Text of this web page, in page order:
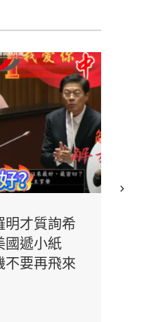
明才質詢希
國遞小紙
不要再飛來